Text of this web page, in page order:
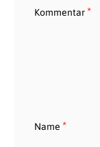
Kommentar*
Name *